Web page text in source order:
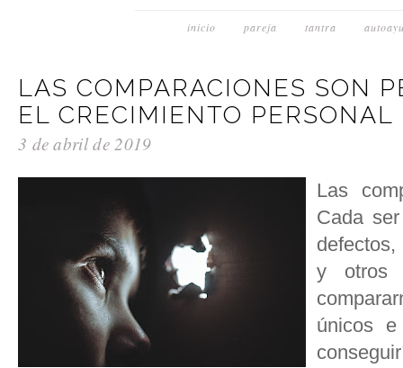
inicio pareja tantra
LAS COMPARACIONES SON
EL CRECIMIENTO PERSONAL
3 de abril de 2019
Las
Cada
y otros
únicos